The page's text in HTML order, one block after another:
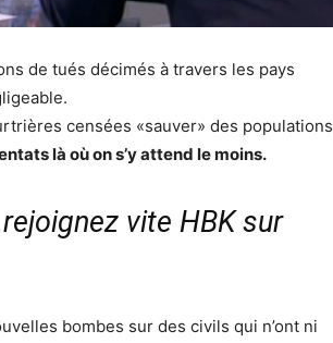
de tués décimés à travers les pays
censées «sauver» des populations
là où on s’y attend le moins.
vite HBK sur
bombes sur des civils qui n’ont ni